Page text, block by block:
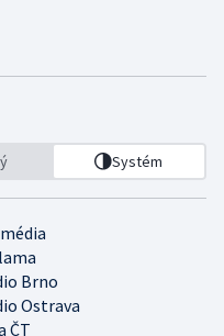
Systém
Brno
Ostrava
ČT